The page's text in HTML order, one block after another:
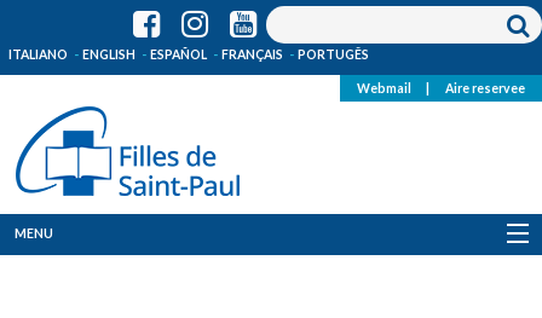
ITALIANO ENGLISH ESPAÑOL FRANÇAIS PORTUGÊS
Webmail Aire reservee
MENU